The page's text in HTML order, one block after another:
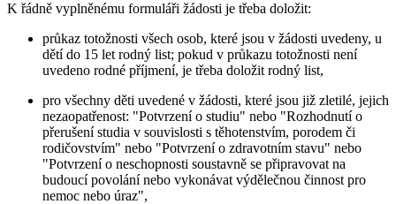
K řádně vyplněnému formuláři žádosti je třeba doložit:
průkaz totožnosti všech osob, které jsou v žádosti uvedeny, u
dětí do 15 let rodný list; pokud v průkazu totožnosti není
uvedeno rodné příjmení, je třeba doložit rodný list,
pro všechny děti uvedené v žádosti, které jsou již zletilé, jejich
nezaopatřenost: "Potvrzení o studiu" nebo "Rozhodnutí o
přerušení studia v souvislosti s těhotenstvím, porodem či
rodičovstvím" nebo "Potvrzení o zdravotním stavu" nebo
"Potvrzení o neschopnosti soustavně se připravovat na
budoucí povolání nebo vykonávat výdělečnou činnost pro
nemoc nebo úraz",